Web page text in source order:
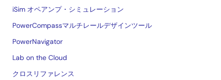
iSim オペアンプ・シミュレーション
PowerCompassマルチレールデザインツール
PowerNavigator
Lab on the Cloud
クロスリファレンス